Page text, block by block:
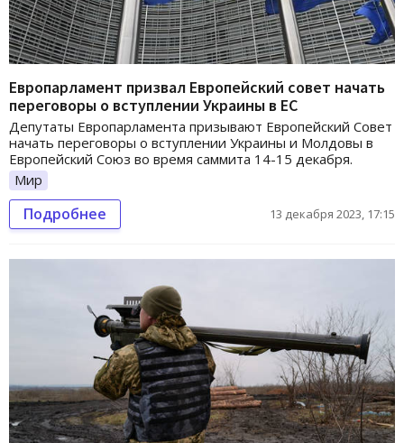
Европарламент призвал Европейский совет начать
переговоры о вступлении Украины в ЕС
Депутаты Европарламента призывают Европейский Совет
начать переговоры о вступлении Украины и Молдовы в
Европейский Союз во время саммита 14-15 декабря.
Мир
Подробнее 13 декабря 2023, 17:15